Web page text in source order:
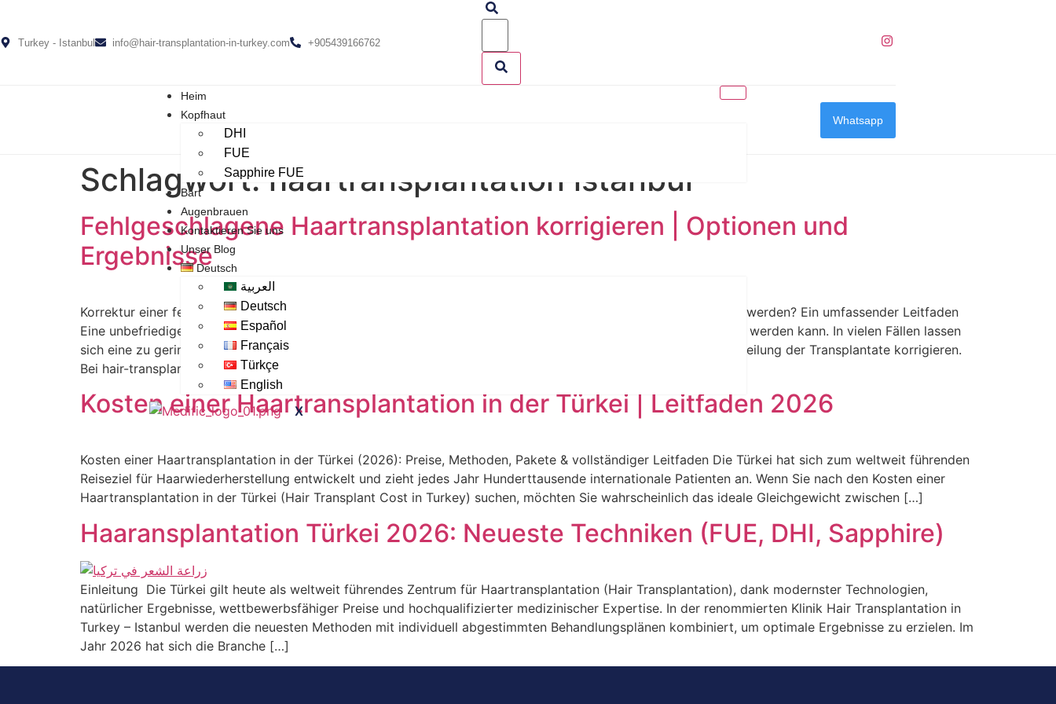
Turkey - Istanbul info@hair-transplantation-in-turkey.com +905439166762
Heim
Kopfhaut
DHI
FUE
Sapphire FUE
Bart
Augenbrauen
Kontaktieren Sie uns
Unser Blog
Deutsch
العربية
Deutsch
Español
Français
Türkçe
English
X
Whatsapp
Schlagwort:haartransplantation istanbul
Fehlgeschlagene Haartransplantation korrigieren | Optionen und
Ergebnisse
Korrektur einer fehlgeschlagenen Haartransplantation Kann eine fehlgeschlagene Haartransplantation korrigiert werden? Ein umfassender Leitfaden
Eine unbefriedigende Haartransplantation bedeutet nicht automatisch, dass das Ergebnis nicht mehr verbessert werden kann. In vielen Fällen lassen
sich eine zu geringe Dichte, eine unnatürliche Haarlinie, falsche Wuchsrichtungen oder eine ungleichmäßige Verteilung der Transplantate korrigieren.
Bei hair-transplantation-in-turkey beginnt die Planung einer Reparaturbehandlung […]
Kosten einer Haartransplantation in der Türkei | Leitfaden 2026
Kosten einer Haartransplantation in der Türkei (2026): Preise, Methoden, Pakete & vollständiger Leitfaden Die Türkei hat sich zum weltweit führenden
Reiseziel für Haarwiederherstellung entwickelt und zieht jedes Jahr Hunderttausende internationale Patienten an. Wenn Sie nach den Kosten einer
Haartransplantation in der Türkei (Hair Transplant Cost in Turkey) suchen, möchten Sie wahrscheinlich das ideale Gleichgewicht zwischen […]
Haaransplantation Türkei 2026: Neueste Techniken (FUE, DHI, Sapphire)
Einleitung Die Türkei gilt heute als weltweit führendes Zentrum für Haartransplantation (Hair Transplantation), dank modernster Technologien,
natürlicher Ergebnisse, wettbewerbsfähiger Preise und hochqualifizierter medizinischer Expertise. In der renommierten Klinik Hair Transplantation in
Turkey – Istanbul werden die neuesten Methoden mit individuell abgestimmten Behandlungsplänen kombiniert, um optimale Ergebnisse zu erzielen. Im
Jahr 2026 hat sich die Branche […]